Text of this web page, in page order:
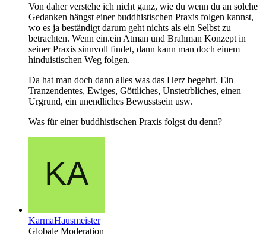
Von daher verstehe ich nicht ganz, wie du wenn du an solche
Gedanken hängst einer buddhistischen Praxis folgen kannst,
wo es ja beständigt darum geht nichts als ein Selbst zu
betrachten. Wenn ein.ein Atman und Brahman Konzept in
seiner Praxis sinnvoll findet, dann kann man doch einem
hinduistischen Weg folgen.
Da hat man doch dann alles was das Herz begehrt. Ein
Tranzendentes, Ewiges, Göttliches, Unstetrbliches, einen
Urgrund, ein unendliches Bewusstsein usw.
Was für einer buddhistischen Praxis folgst du denn?
KarmaHausmeister
Globale Moderation